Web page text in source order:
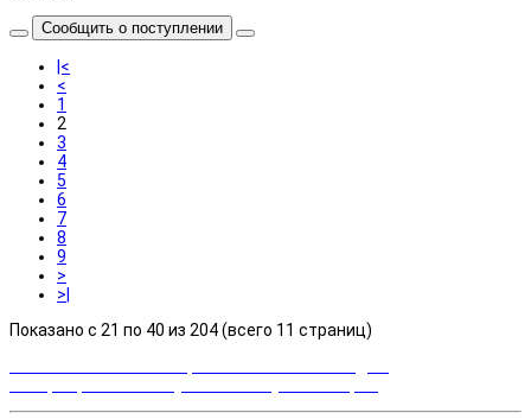
Сообщить о поступлении
|<
<
1
2
3
4
5
6
7
8
9
>
>|
Показано с 21 по 40 из 204 (всего 11 страниц)